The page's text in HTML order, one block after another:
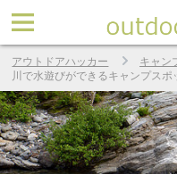
アウトドアハッカー
キャン
川で水遊びができるキャンプスポ